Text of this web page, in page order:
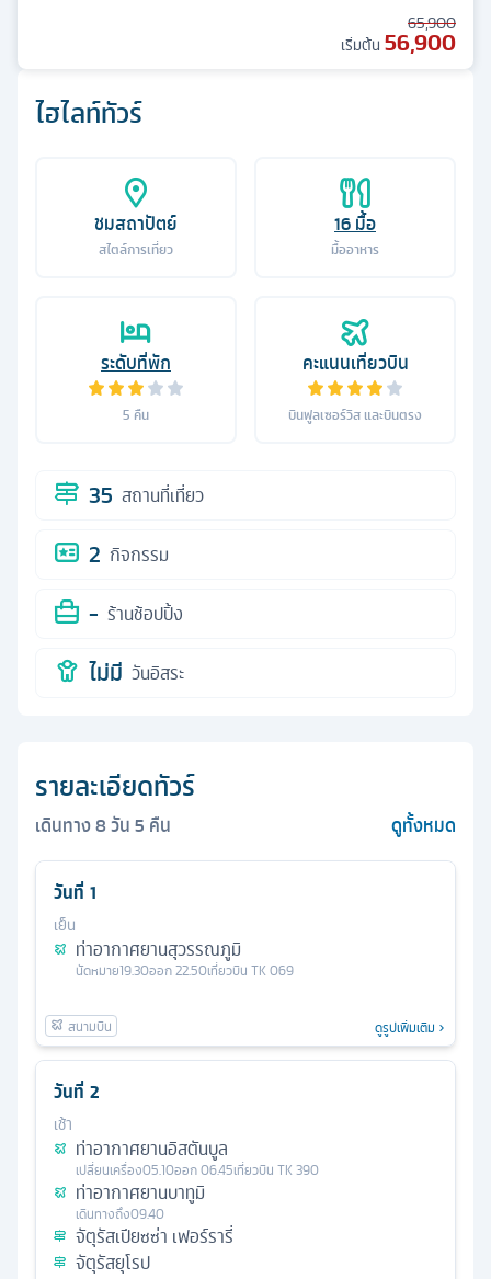
ไฮไลท์ทัวร์
ชมสถาปัตย์
สไตล์การเที่ยว
16มื้อ
มื้ออาหาร
ระดับที่พัก
5 คืน
คะแนนเที่ยวบิน
บินฟูลเซอร์วิส และบินตรง
35 สถานที่เที่ยว
2 กิจกรรม
- ร้านช้อปปิ้ง
ไม่มี วันอิสระ
รายละเอียดทัวร์
เดินทาง8วัน5 คืน ดูทั้งหมด
วันที่ 1
เย็น
ท่าอากาศยานสุวรรณภูมิ
นัดหมาย19.30ออก22.50เที่ยวบิน TK 069
ดูรูปเพิ่มเติม
วันที่ 2
เช้า
ท่าอากาศยานอิสตันบูล
เปลี่ยนเครื่อง05.10ออก06.45เที่ยวบิน TK 390
ท่าอากาศยานบาทูมิ
เดินทางถึง09.40
จัตุรัสเปียซซ่า เฟอร์รารี่
จัตุรัสยุโรป
65,900
เริ่มต้น 56,900